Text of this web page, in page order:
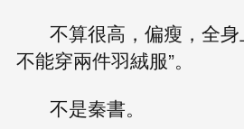
不算很高，偏瘦，全
不能穿兩件羽絨服”。
不是秦書。